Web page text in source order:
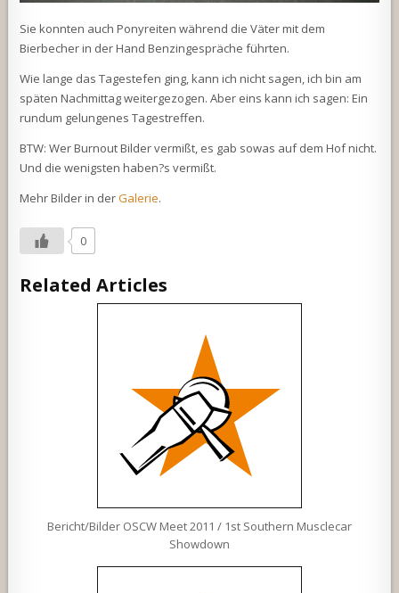
Sie konnten auch Ponyreiten während die Väter mit dem
Bierbecher in der Hand Benzingespräche führten.
Wie lange das Tagestefen ging, kann ich nicht sagen, ich bin am
späten Nachmittag weitergezogen. Aber eins kann ich sagen: Ein
rundum gelungenes Tagestreffen.
BTW: Wer Burnout Bilder vermißt, es gab sowas auf dem Hof nicht.
Und die wenigsten haben?s vermißt.
Mehr Bilder in derGalerie.
0
Related Articles
Bericht/Bilder OSCW Meet 2011 / 1st Southern Musclecar
Showdown